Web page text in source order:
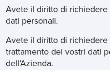
Avete il diritto di
dati personali.
Avete il diritto di richiedere
trattamento dei vostri dati
dell’Azienda.